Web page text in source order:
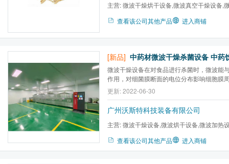
主营:微波干燥烘干设备,微波真空干燥设备,
查看该公司其他产品 进入商铺
[新品] 中药材微波干燥杀菌设备 中药
微波干燥设备在对食品进行杀菌时，微波能
作用，对细菌膜断面的电位分布影响细胞膜
度，从而改变细胞膜的通透性能，细菌因此
新陈代谢，生长发育受阻碍死亡。从生化角
长和繁殖的核酸（RNA）和脱氧核糖核酸（
键...
更新: 2022-06-30
广州沃斯特科技装备有限公司
主营:微波干燥设备,微波烘干设备,微波加热
查看该公司其他产品 进入商铺